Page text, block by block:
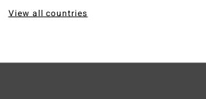
View all countries